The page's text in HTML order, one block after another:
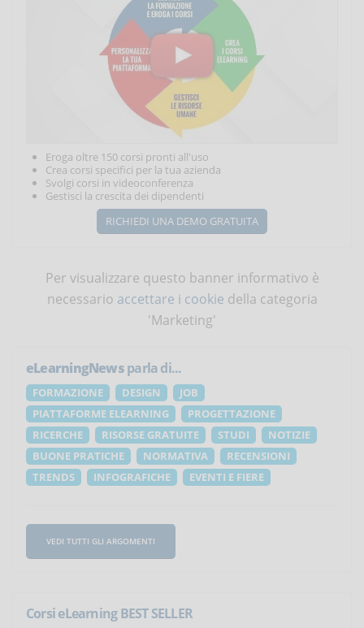
Eroga oltre 150 corsi pronti all'uso
Crea corsi specifici per la tua azienda
Svolgi corsi in videoconferenza
Gestisci la crescita dei dipendenti
RICHIEDI UNA DEMO GRATUITA
Per visualizzare questo banner informativo è
necessario accettare i cookie della categoria
'Marketing'
eLearningNewsparla di...
FORMAZIONE DESIGN
JOB
PIATTAFORME ELEARNING
PROGETTAZIONE
RICERCHE
RISORSE GRATUITE STUDI
NOTIZIE
BUONE PRATICHE
NORMATIVA
RECENSIONI
TRENDS
INFOGRAFICHE EVENTI E FIERE
VEDI TUTTI GLI ARGOMENTI
Corsi eLearning BEST SELLER